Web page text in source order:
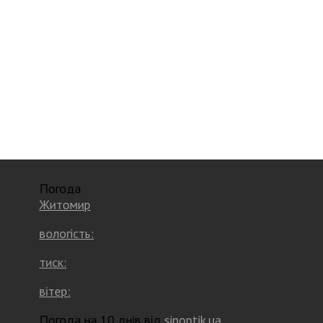
Погода
Житомир
вологість:
тиск:
вітер:
Погода на 10 днів від sinoptik.ua